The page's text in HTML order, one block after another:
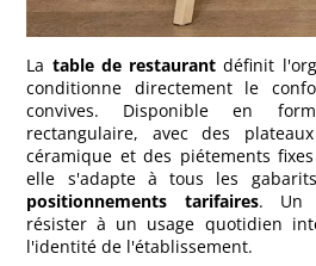
La table de restaurant définit
conditionne directement le
convives. Disponible en
rectangulaire, avec des
céramique et des piétements
elle s'adapte à tous les
positionnements tarifaires. Un
résister à un usage quotidien
l'identité de l'établissement.